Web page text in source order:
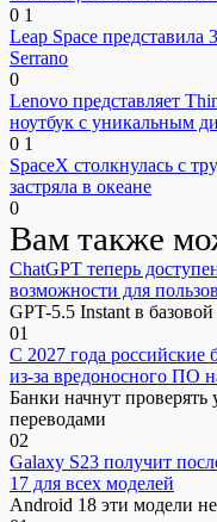
0 1
Leap Space
Serrano
0
Lenovo представляет
ноутбук с уникальным
0 1
SpaceX столкнулась с
застряла в океане
0
Вам также
ChatGPT теперь
возможности для
GPT-5.5 Instant в
01
С 2027 года российские
из-за вредоносного ПО
Банки начнут проверять
переводами
02
Galaxy S23 получит
17 для всех моделей
Android 18 эти модели